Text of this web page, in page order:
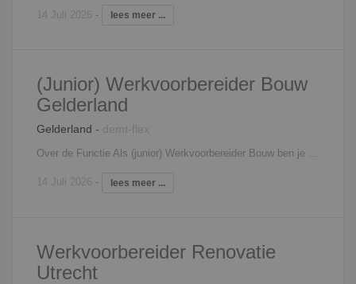
14 Juli 2026 - lees meer ...
(Junior) Werkvoorbereider Bouw
Gelderland
Gelderland - demt-flex
Over de Functie Als (junior) Werkvoorbereider Bouw ben je de verbindende factor in het projectteam en lever je een essentiële bijdrage aan onze bouwprojecten. Je regelt de voorbereiding op een proactieve manier en communiceert dit op een duidelijke manier naar alle partijen. Je werkzaamheden bestaan uit: Het controleren van de werk- en productietekeningen;Uitwerken van berekeningen en relevante tekeningen;Als Werkvoorbereider Bouw ben jij de schakel tussen externe contacten en het uitvoerende team op de bouwplaats;Het controleren en toetsen van werktekeningen van verschillende onderaannemers en toeleveranciers;Je werkt nauw samen met de afdeling uitvoering, inkoop, calculatie en administratie.
14 Juli 2026 - lees meer ...
Werkvoorbereider Renovatie
Utrecht